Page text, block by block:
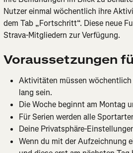
Nutzer einmal wöchentlich ihre
dem Tab „Fortschritt“. Diese neue
Strava-Mitgliedern zur Verfügung.
Voraussetzungen
Aktivitäten müssen
lang sein.
Die Woche beginnt am Montag
Für Serien werden alle
Deine Privatsphäre-
Wenn du mit der Aufzeichnung